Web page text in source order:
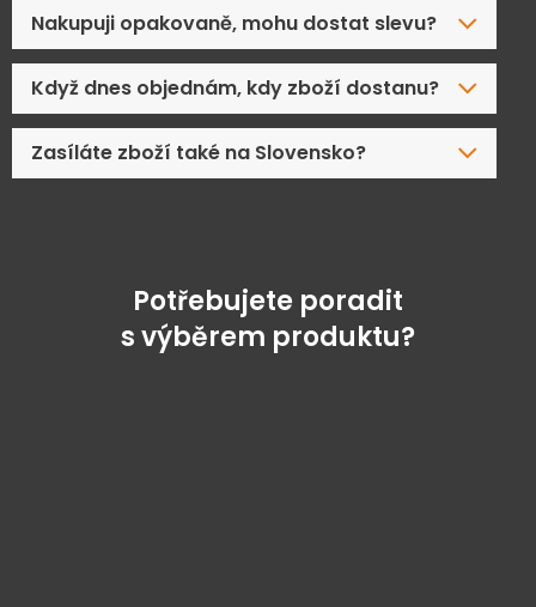
Nakupuji opakovaně, mohu dostat slevu?
Když dnes objednám, kdy zboží dostanu?
Zasíláte zboží také na Slovensko?
Potřebujete poradit
s výběrem produktu?